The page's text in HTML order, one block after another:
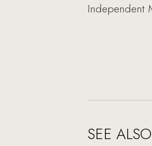
Independent
SEE ALSO